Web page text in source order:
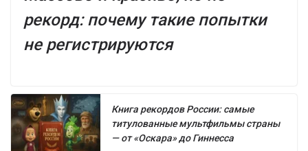
рекорд: почему такие попытки
не регистрируются
Книга рекордов России: самые
титулованные мультфильмы страны
— от «Оскара» до Гиннесса